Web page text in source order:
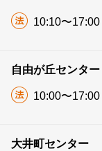
10:10〜17:00
自由が丘センター
10:00〜17:00
大井町センター